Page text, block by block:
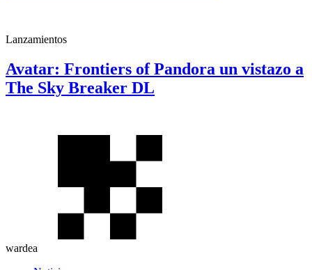
Lanzamientos
Avatar: Frontiers of Pandora un vistazo a
The Sky Breaker DL
wardea